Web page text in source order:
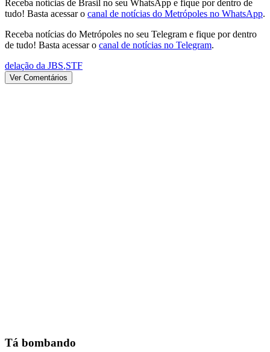
Receba notícias de Brasil no seu WhatsApp e fique por dentro de
tudo! Basta acessar o canal de notícias do Metrópoles no WhatsApp.
Receba notícias do Metrópoles no seu Telegram e fique por dentro
de tudo! Basta acessar o canal de notícias no Telegram.
delação da JBS,STF
Ver Comentários
Tá bombando